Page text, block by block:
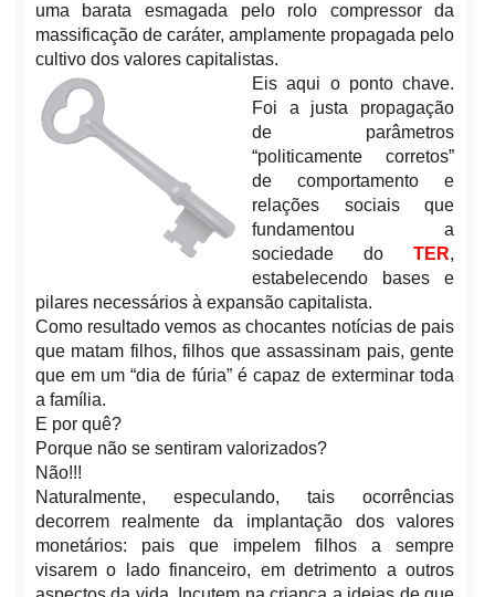
uma barata esmagada pelo rolo compressor da
massificação de caráter, amplamente propagada pelo
cultivo dos valores capitalistas.
Eis aqui o ponto chave.
Foi a justa propagação
de parâmetros
“politicamente corretos”
de comportamento e
relações sociais que
fundamentou a
sociedade doTER,
estabelecendo bases e
pilares necessários à expansão capitalista.
Como resultado vemos as chocantes notícias de pais
que matam filhos, filhos que assassinam pais, gente
que em um “dia de fúria” é capaz de exterminar toda
a família.
E por quê?
Porque não se sentiram valorizados?
Não!!!
Naturalmente, especulando, tais ocorrências
decorrem realmente da implantação dos valores
monetários: pais que impelem filhos a sempre
visarem o lado financeiro, em detrimento a outros